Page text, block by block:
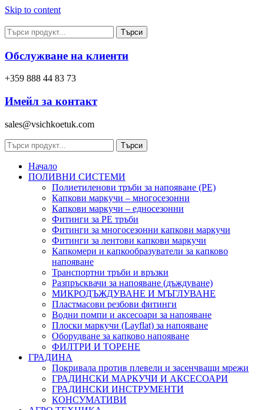
Skip to content
Търси
Обслужване на клиенти
+359 888 44 83 73
Имейл за контакт
sales@vsichkoetuk.com
Търси
Начало
ПОЛИВНИ СИСТЕМИ
Полиетиленови тръби за напояване (PE)
Капкови маркучи – многосезонни
Капкови маркучи – едносезонни
Фитинги за PE тръби
Фитинги за многосезонни капкови маркучи
Фитинги за лентови капкови маркучи
Капкомери и капкообразуватели за капково
напояване
Транспортни тръби и връзки
Разпръсквачи за напояване (дъждуване)
МИКРОДЪЖДУВАНЕ И МЪГЛУВАНЕ
Пластмасови резбови фитинги
Водни помпи и аксесоари за напояване
Плоски маркучи (Layflat) за напояване
Оборудване за капково напояване
ФИЛТРИ И ТОРЕНЕ
ГРАДИНА
Покривала против плевели и засенчващи мрежи
ГРАДИНСКИ МАРКУЧИ И АКСЕСОАРИ
ГРАДИНСКИ ИНСТРУМЕНТИ
КОНСУМАТИВИ